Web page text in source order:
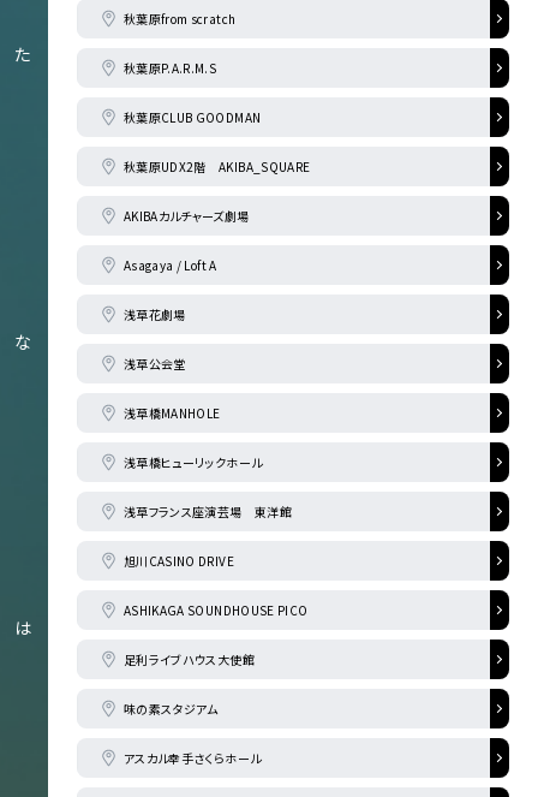
た
な
は
秋葉原from scratch
秋葉原P.A.R.M.S
秋葉原CLUB GOODMAN
秋葉原UDX2階 AKIBA_SQUARE
AKIBAカルチャーズ劇場
Asagaya / Loft A
浅草花劇場
浅草公会堂
浅草橋MANHOLE
浅草橋ヒューリックホール
浅草フランス座演芸場 東洋館
旭川CASINO DRIVE
ASHIKAGA SOUNDHOUSE PICO
足利ライブハウス大使館
味の素スタジアム
アスカル幸手さくらホール